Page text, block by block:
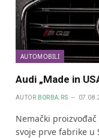
AUTOMOBILI
Audi „Made in
AUTOR BORBA.RS
Nemački
svoje prve fabrike u